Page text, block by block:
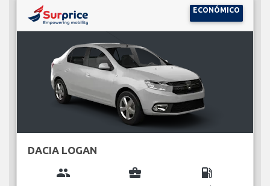
ECONÓMICO
DACIA LOGAN
group business_center local_gas_station